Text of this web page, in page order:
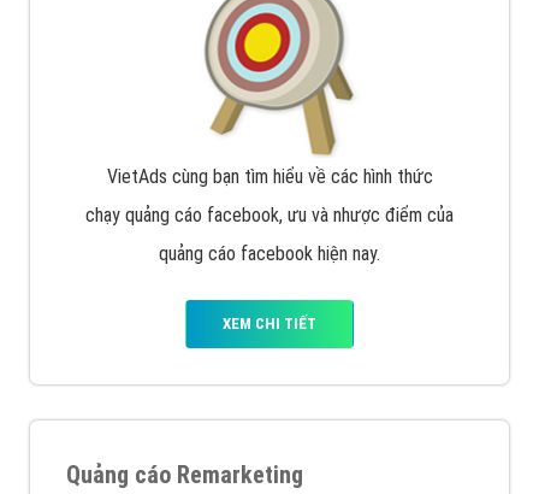
VietAds cùng bạn tìm hiểu về các hình thức
chạy quảng cáo facebook, ưu và nhược điểm của
quảng cáo facebook hiện nay.
XEM CHI TIẾT
Quảng cáo Remarketing